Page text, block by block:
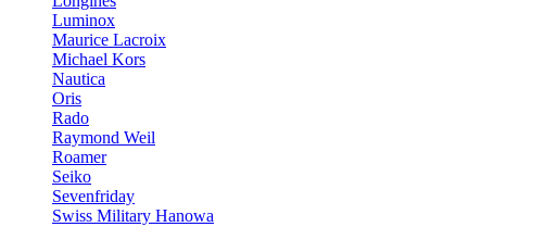
Luminox
Maurice Lacroix
Michael Kors
Nautica
Oris
Rado
Raymond Weil
Roamer
Seiko
Sevenfriday
Swiss Military Hanowa